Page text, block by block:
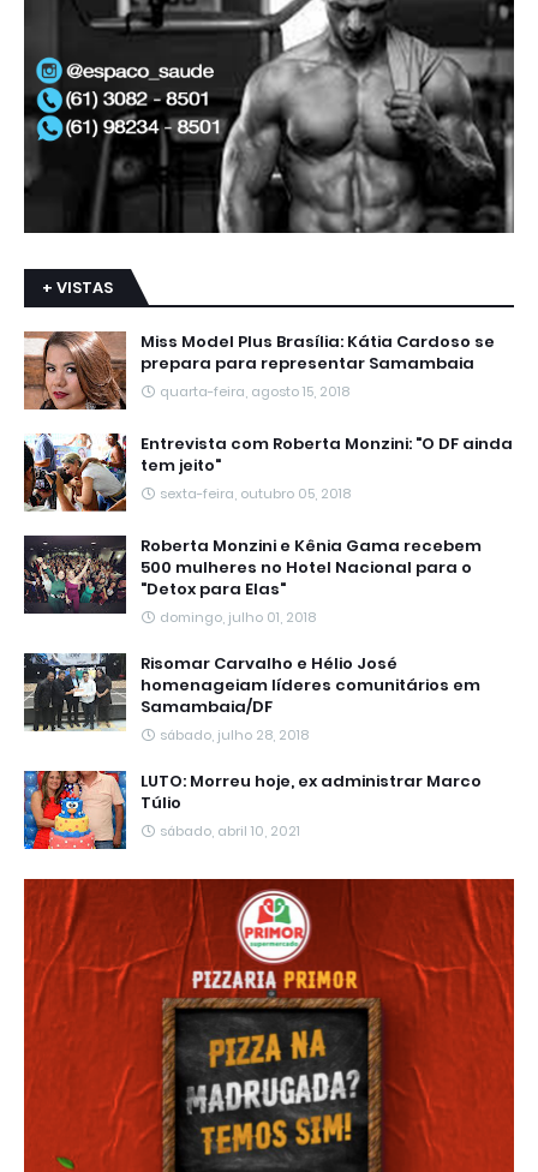
+ VISTAS
Miss Model Plus Brasília: Kátia Cardoso se
prepara para representar Samambaia
quarta-feira, agosto 15, 2018
Entrevista com Roberta Monzini: "O DF ainda
tem jeito"
sexta-feira, outubro 05, 2018
Roberta Monzini e Kênia Gama recebem
500 mulheres no Hotel Nacional para o
"Detox para Elas"
domingo, julho 01, 2018
Risomar Carvalho e Hélio José
homenageiam líderes comunitários em
Samambaia/DF
sábado, julho 28, 2018
LUTO: Morreu hoje, ex administrar Marco
Túlio
sábado, abril 10, 2021